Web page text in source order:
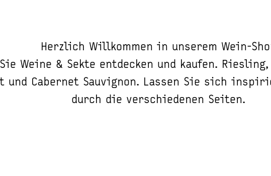
Herzlich Willkommen in unserem Wein-
Weine & Sekte entdecken und kaufen. Riesling,
und Cabernet Sauvignon. Lassen Sie sich
durch die verschiedenen Seiten.